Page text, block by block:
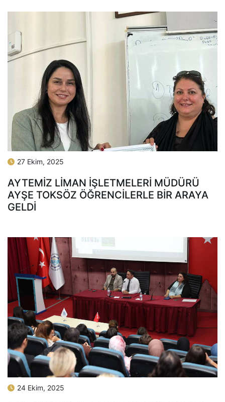
27 Ekim, 2025
AYTEMIZ LIMAN İŞLETMELERI MÜDÜRÜ
AYŞE TOKSÖZ ÖĞRENCILERLE BIR ARAYA
GELDI
24 Ekim, 2025